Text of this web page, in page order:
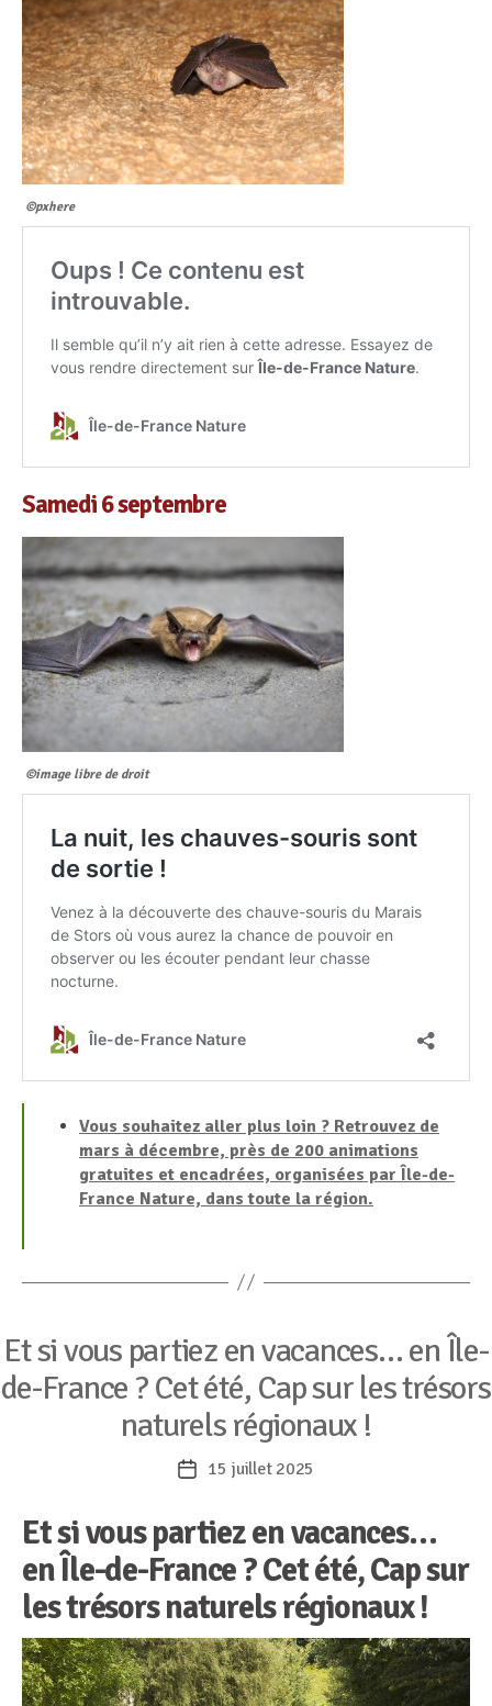
©pxhere
Samedi 6 septembre
©image libre de droit
Vous souhaitez aller plus loin ? Retrouvez de
mars à décembre, près de 200 animations
gratuites et encadrées, organisées par Île-de-
France Nature, dans toute la région.
Et si vous partiez en vacances… en Île-
de-France ? Cet été, Cap sur les trésors
naturels régionaux !
Date
l’article
15 juillet 2025
Et si vous partiez en vacances…
en Île-de-France?Cet été, Cap sur
les trésors naturels régionaux !